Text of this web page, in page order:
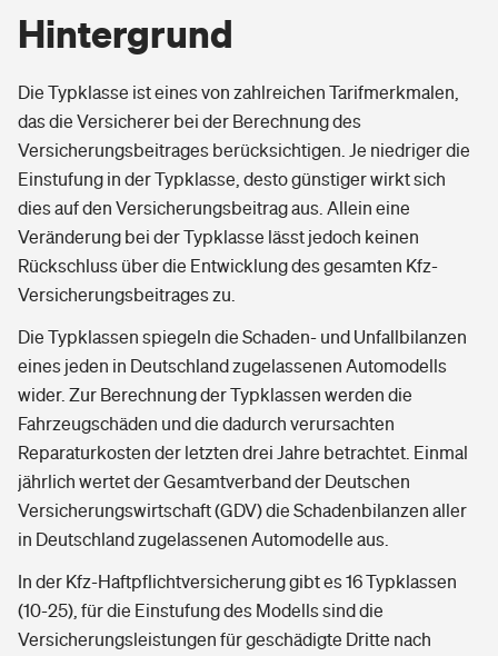
Hintergrund
Die Typklasse ist eines von zahlreichen Tarifmerkmalen,
das die Versicherer bei der Berechnung des
Versicherungsbeitrages berücksichtigen. Je niedriger die
Einstufung in der Typklasse, desto günstiger wirkt sich
dies auf den Versicherungsbeitrag aus. Allein eine
Veränderung bei der Typklasse lässt jedoch keinen
Rückschluss über die Entwicklung des gesamten Kfz-
Versicherungsbeitrages zu.
Die Typklassen spiegeln die Schaden- und Unfallbilanzen
eines jeden in Deutschland zugelassenen Automodells
wider. Zur Berechnung der Typklassen werden die
Fahrzeugschäden und die dadurch verursachten
Reparaturkosten der letzten drei Jahre betrachtet. Einmal
jährlich wertet der Gesamtverband der Deutschen
Versicherungswirtschaft (GDV) die Schadenbilanzen aller
in Deutschland zugelassenen Automodelle aus.
In der Kfz-Haftpflichtversicherung gibt es 16 Typklassen
(10-25), für die Einstufung des Modells sind die
Versicherungsleistungen für geschädigte Dritte nach